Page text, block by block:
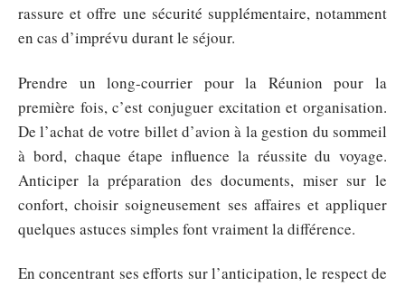
rassure et offre une sécurité supplémentaire, notamment
en cas d’imprévu durant le séjour.
Prendre un long-courrier pour la Réunion pour la
première fois, c’est conjuguer excitation et organisation.
De l’achat de votre billet d’avion à la gestion du sommeil
à bord, chaque étape influence la réussite du voyage.
Anticiper la préparation des documents, miser sur le
confort, choisir soigneusement ses affaires et appliquer
quelques astuces simples font vraiment la différence.
En concentrant ses efforts sur l’anticipation, le respect de